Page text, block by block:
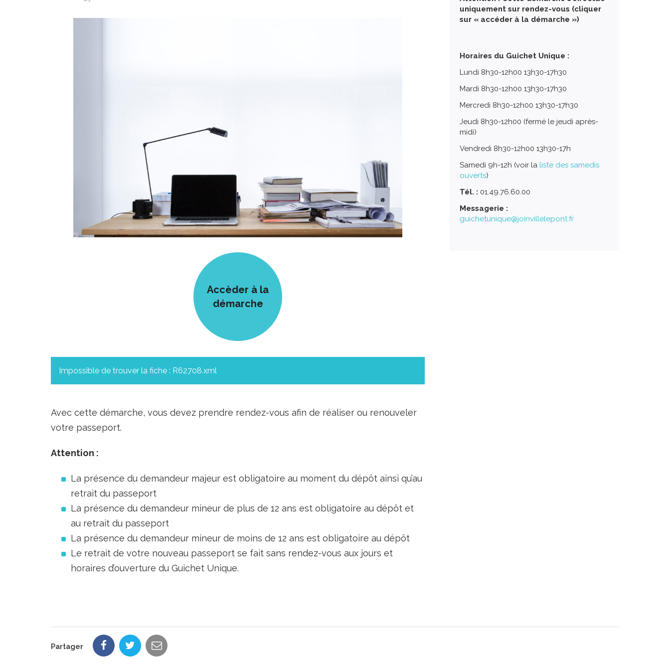
Accèder à la
démarche
Impossible de trouver la fiche : R62708.xml
Avec cette démarche, vous devez prendre rendez-vous afin de réaliser ou renouveler
votre passeport.
Attention :
La présence du demandeur majeur est obligatoire au moment du dépôt ainsi qu’au
retrait du passeport
La présence du demandeur mineur de plus de 12 ans est obligatoire au dépôt et
au retrait du passeport
La présence du demandeur mineur de moins de 12 ans est obligatoire au dépôt
Le retrait de votre nouveau passeport se fait sans rendez-vous aux jours et
horaires d’ouverture du Guichet Unique.
uniquement sur rendez-vous (cliquer
sur « accéder à la démarche »)
Horaires du Guichet Unique :
Lundi 8h30-12h00 13h30-17h30
Mardi 8h30-12h00 13h30-17h30
Mercredi 8h30-12h00 13h30-17h30
Jeudi 8h30-12h00 (fermé le jeudi après-
midi)
Vendredi 8h30-12h00 13h30-17h
Samedi 9h-12h (voir la liste des samedis
ouverts)
Tél. : 01.49.76.60.00
Messagerie :
guichetunique@joinvillelepont.fr
Partager